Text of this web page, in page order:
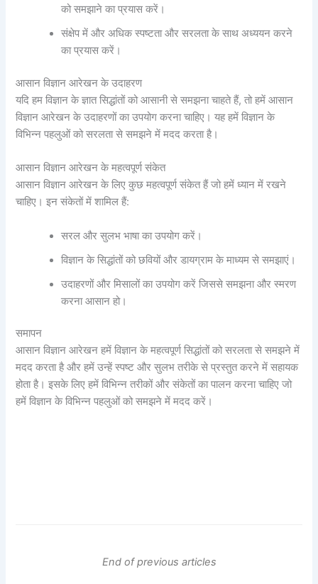
को समझाने का प्रयास करें।
संक्षेप में और अधिक स्पष्टता और सरलता के साथ अध्ययन करने
का प्रयास करें।
आसान विज्ञान आरेखन के उदाहरण
यदि हम विज्ञान के ज्ञात सिद्धांतों को आसानी से समझना चाहते हैं, तो हमें आसान
विज्ञान आरेखन के उदाहरणों का उपयोग करना चाहिए। यह हमें विज्ञान के
विभिन्न पहलुओं को सरलता से समझने में मदद करता है।
आसान विज्ञान आरेखन के महत्वपूर्ण संकेत
आसान विज्ञान आरेखन के लिए कुछ महत्वपूर्ण संकेत हैं जो हमें ध्यान में रखने
चाहिए। इन संकेतों में शामिल हैं:
सरल और सुलभ भाषा का उपयोग करें।
विज्ञान के सिद्धांतों को छवियों और डायग्राम के माध्यम से समझाएं।
उदाहरणों और मिसालों का उपयोग करें जिससे समझना और स्मरण
करना आसान हो।
समापन
आसान विज्ञान आरेखन हमें विज्ञान के महत्वपूर्ण सिद्धांतों को सरलता से समझने में
मदद करता है और हमें उन्हें स्पष्ट और सुलभ तरीके से प्रस्तुत करने में सहायक
होता है। इसके लिए हमें विभिन्न तरीकों और संकेतों का पालन करना चाहिए जो
हमें विज्ञान के विभिन्न पहलुओं को समझने में मदद करें।
End of previous articles